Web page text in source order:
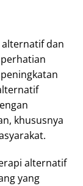
dan
khususnya
alternatif
yang